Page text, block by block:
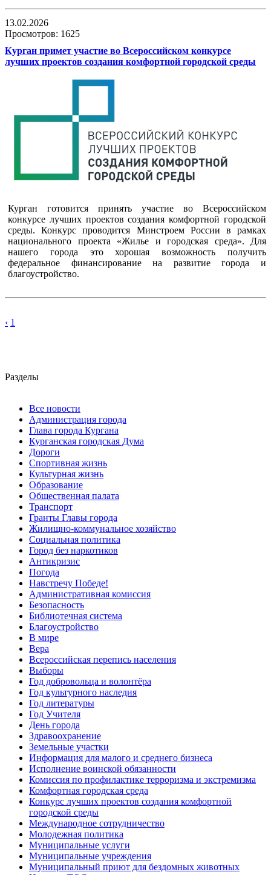
13.02.2026
Просмотров: 1625
Курган примет участие во Всероссийском конкурсе
лучших проектов создания комфортной городской среды
Курган готовится принять участие во Всероссийском
конкурсе лучших проектов создания комфортной городской
среды. Конкурс проводится Минстроем России в рамках
национального проекта «Жилье и городская среда». Для
нашего города это хорошая возможность получить
федеральное финансирование на развитие города и
благоустройство.
‹ 1
Разделы
Все новости
Администрация города
Глава города Кургана
Курганская городская Дума
Дороги
Спортивная жизнь
Культурная жизнь
Образование
Общественная палата
Транспорт
Гранты Главы города
Жилищно-коммунальное хозяйство
Социальная политика
Город без наркотиков
Антикризис
Погода
Навстречу Победе!
Административная комиссия
Безопасность
Библиотечная система
Благоустройство
В мире
Вера
Всероссийская перепись населения
Выборы
Год добровольца и волонтёра
Год культурного наследия
Год литературы
Год Учителя
День города
Здравоохранение
Земельные участки
Информация для малого и среднего бизнеса
Исполнение воинской обязанности
Комиссия по профилактике терроризма и экстремизма
Комфортная городская среда
Конкурс лучших проектов создания комфортной
городской среды
Международное сотрудничество
Молодежная политика
Муниципальные услуги
Муниципальные учреждения
Муниципальный приют для бездомных животных